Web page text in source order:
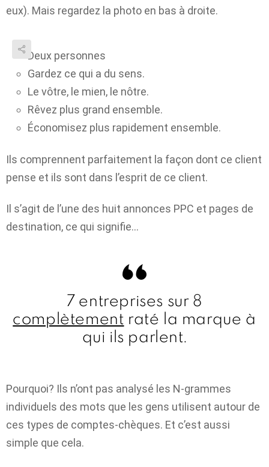
eux). Mais regardez la photo en bas à droite.
Deux personnes
Gardez ce qui a du sens.
Le vôtre, le mien, le nôtre.
Rêvez plus grand ensemble.
Économisez plus rapidement ensemble.
Ils comprennent parfaitement la façon dont ce client
pense et ils sont dans l’esprit de ce client.
Il s’agit de l’une des huit annonces PPC et pages de
destination, ce qui signifie…
7 entreprises sur 8
complètement raté la marque à
qui ils parlent.
Pourquoi? Ils n’ont pas analysé les N-grammes
individuels des mots que les gens utilisent autour de
ces types de comptes-chèques. Et c’est aussi
simple que cela.